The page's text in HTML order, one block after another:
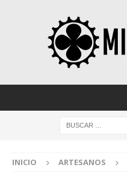
INICIO ARTESANOS